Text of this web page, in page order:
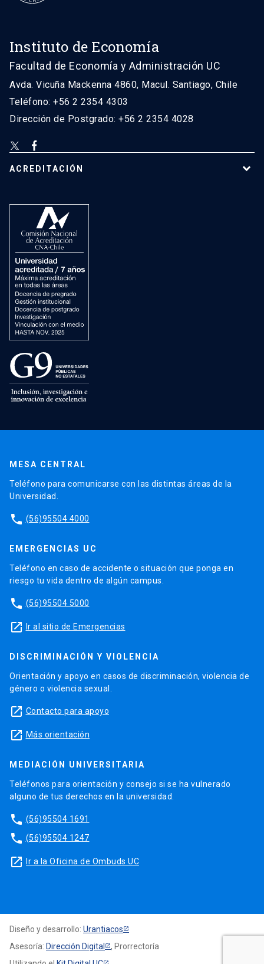
Instituto de Economía
Facultad de Economía y Administración UC
Avda. Vicuña Mackenna 4860, Macul. Santiago, Chile
Teléfono: +56 2 2354 4303
Dirección de Postgrado: +56 2 2354 4028
ACREDITACIÓN
MESA CENTRAL
Teléfono para comunicarse con las distintas áreas de la
Universidad.
phone (56)95504 4000
EMERGENCIAS UC
Teléfono en caso de accidente o situación que ponga en
riesgo tu vida dentro de algún campus.
phone (56)95504 5000
launch Ir al sitio de Emergencias
DISCRIMINACIÓN Y VIOLENCIA
Orientación y apoyo en casos de discriminación, violencia de
género o violencia sexual.
launch Contacto para apoyo
launch Más orientación
MEDIACIÓN UNIVERSITARIA
Teléfonos para orientación y consejo si se ha vulnerado
alguno de tus derechos en la universidad.
phone (56)95504 1691
phone (56)95504 1247
launch Ir a la Oficina de Ombuds UC
Diseño y desarrollo: Urantiacos
Asesoría: Dirección Digital
, Prorrectoría